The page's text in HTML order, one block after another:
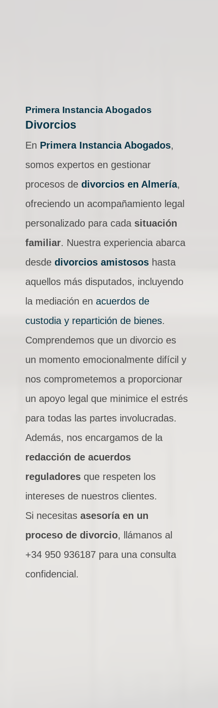
Primera Instancia Abogados
Divorcios
En Primera Instancia Abogados,
somos expertos en gestionar
procesos de divorcios en Almería,
ofreciendo un acompañamiento legal
personalizado para cada situación
familiar. Nuestra experiencia abarca
desde divorcios amistososhasta
aquellos más disputados, incluyendo
la mediación en acuerdos de
custodia y repartición de bienes.
Comprendemos que un divorcio es
un momento emocionalmente difícil y
nos comprometemos a proporcionar
un apoyo legal que minimice el estrés
para todas las partes involucradas.
Además, nos encargamos de la
redacción de acuerdos
reguladoresque respeten los
intereses de nuestros clientes.
Si necesitas asesoría en un
proceso de divorcio, llámanos al
+34 950 936187 para una consulta
confidencial.